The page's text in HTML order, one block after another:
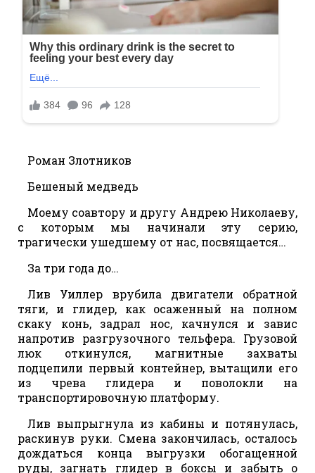
Роман Злотников
Бешеный медведь
Моему соавтору и другу Андрею Николаеву,
с которым мы начинали эту серию,
трагически ушедшему от нас, посвящается…
За три года до…
Лив Уиллер врубила двигатели обратной
тяги, и глидер, как осаженный на полном
скаку конь, задрал нос, качнулся и завис
напротив разгрузочного тельфера. Грузовой
люк откинулся, магнитные захваты
подцепили первый контейнер, вытащили его
из чрева глидера и поволокли на
транспортировочную платформу.
Лив выпрыгнула из кабины и потянулась,
раскинув руки. Смена закончилась, осталось
дождаться конца выгрузки обогащенной
руды, загнать глидер в боксы и забыть о